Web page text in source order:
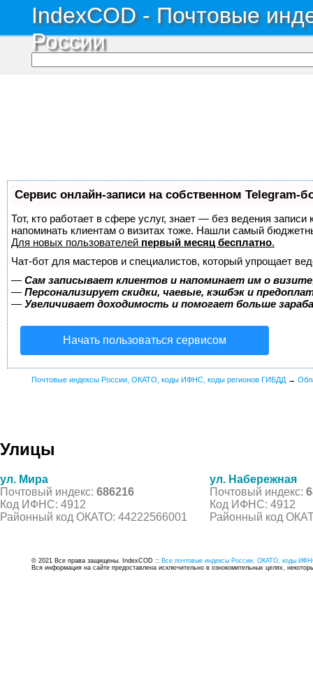
IndexCOD - Почтовые
России
Сервис онлайн-записи на собственном Telegram-
Тот, кто работает в сфере услуг, знает — без ведения
напоминать клиентам о визитах тоже. Нашли самый
Для новых пользователей первый месяц бесплатно.
Чат-бот для мастеров и специалистов, который упрощает
— Сам записывает клиентов и напоминает им о
— Персонализирует скидки, чаевые, кэшбэк и
— Увеличивает доходимость и помогает больше
Начать пользоваться сервисом
Почтовые индексы России, ОКАТО, коды ИФНС, коды регионов ГИБДД →
Улицы
ул. Мира
Почтовый индекс: 686216
Код ИФНС: 4912
Районный код ОКАТО: 44222566001
ул. Набережная
Почтовый индекс:
Код ИФНС: 4912
Районный код
© 2021 Все права защищены. IndexCOD :: Все почтовые индексы России, ОКАТО, коды
Вся информация на сайте предоставлена исключительно в ознокомительных целях,